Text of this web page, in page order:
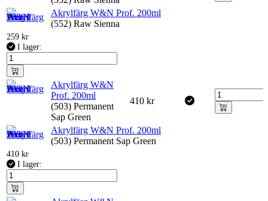
Akrylfärg W&N Prof. 200ml
(552) Raw Sienna
259 kr
I lager:
Akrylfärg W&N
Prof. 200ml
(503) Permanent
Sap Green
410 kr
Akrylfärg W&N Prof. 200ml
(503) Permanent Sap Green
410 kr
I lager: